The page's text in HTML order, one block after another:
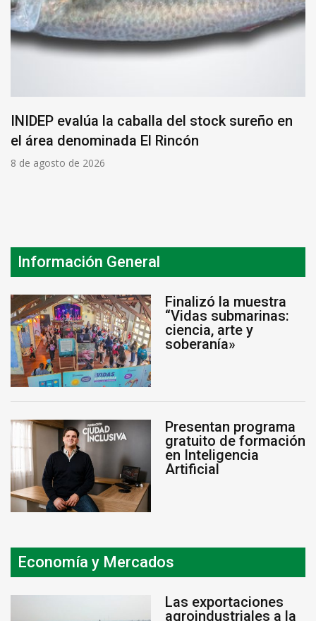
INIDEP evalúa la caballa del stock sureño en
el área denominada El Rincón
8 de agosto de 2026
Información General
Finalizó la muestra
“Vidas submarinas:
ciencia, arte y
soberanía»
Presentan programa
gratuito de formación
en Inteligencia
Artificial
Economía y Mercados
Las exportaciones
agroindustriales a la